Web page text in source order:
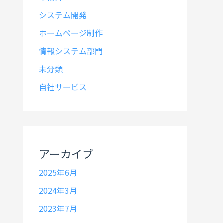
システム開発
ホームページ制作
情報システム部門
未分類
自社サービス
アーカイブ
2025年6月
2024年3月
2023年7月